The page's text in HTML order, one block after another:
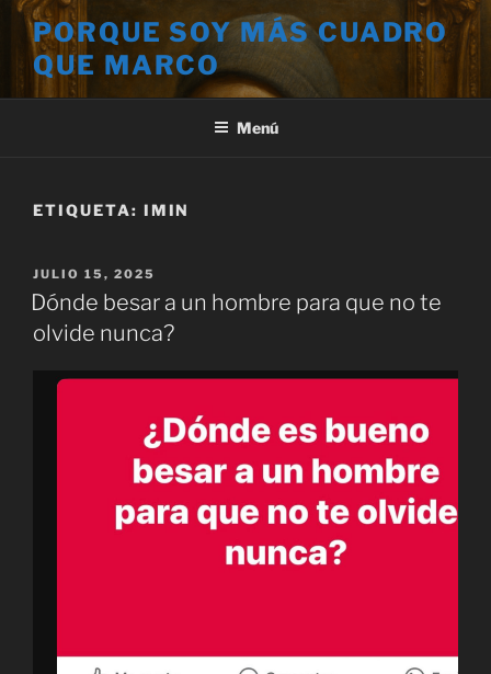
Saltar
contenido
PORQUE SOY MÁS CUADRO
QUE MARCO
Menú
ETIQUETA: IMIN
PUBLICADO
EL
JULIO 15, 2025
Dónde besar a un hombre para que no te
olvide nunca?